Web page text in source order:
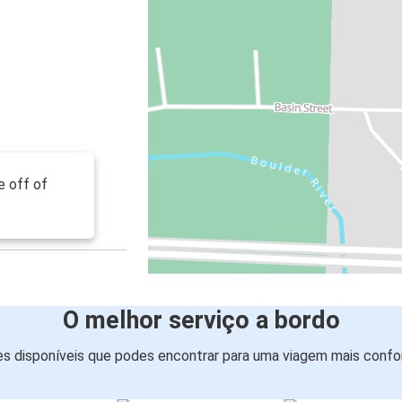
off of
O melhor serviço a bordo
disponíveis que podes encontrar para uma viagem mais